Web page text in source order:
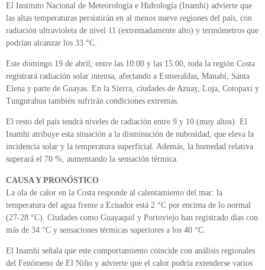
El Instituto Nacional de Meteorología e Hidrología (Inamhi) advierte que
las altas temperaturas persistirán en al menos nueve regiones del país, con
radiación ultravioleta de nivel 11 (extremadamente alto) y termómetros que
podrían alcanzar los 33 °C.
Este domingo 19 de abril, entre las 10:00 y las 15:00, toda la región Costa
registrará radiación solar intensa, afectando a Esmeraldas, Manabí, Santa
Elena y parte de Guayas. En la Sierra, ciudades de Azuay, Loja, Cotopaxi y
Tungurahua también sufrirán condiciones extremas.
El resto del país tendrá niveles de radiación entre 9 y 10 (muy altos). El
Inamhi atribuye esta situación a la disminución de nubosidad, que eleva la
incidencia solar y la temperatura superficial. Además, la humedad relativa
superará el 70 %, aumentando la sensación térmica.
CAUSA Y PRONÓSTICO
La ola de calor en la Costa responde al calentamiento del mar: la
temperatura del agua frente a Ecuador está 2 °C por encima de lo normal
(27-28 °C). Ciudades como Guayaquil y Portoviejo han registrado días con
más de 34 °C y sensaciones térmicas superiores a los 40 °C.
El Inamhi señala que este comportamiento coincide con análisis regionales
del Fenómeno de El Niño y advierte que el calor podría extenderse varios